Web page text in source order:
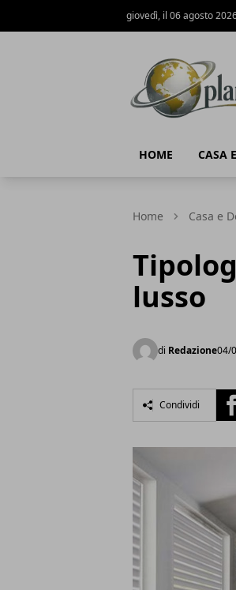
giovedì, il 06 agosto
HOME CASA
Home Casa e
lusso
di Redazione04/
Condividi